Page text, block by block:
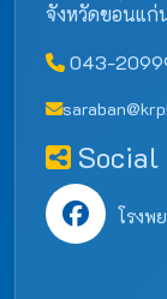
จังหวัดขอนแ
043-
Social
โรงพ